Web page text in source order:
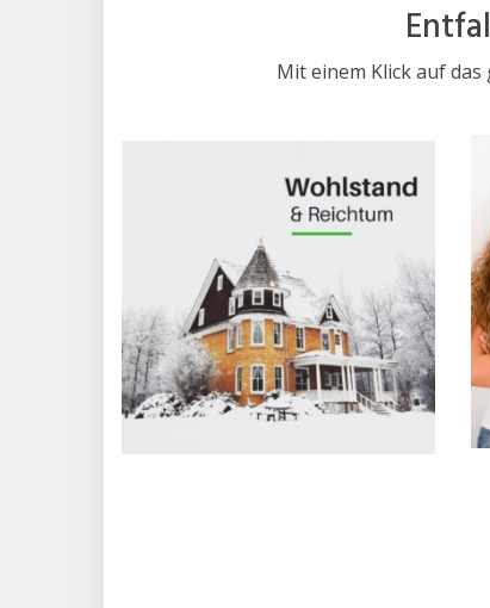
Mit einem Klick auf